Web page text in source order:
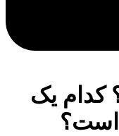
کدام ‌یک
است؟